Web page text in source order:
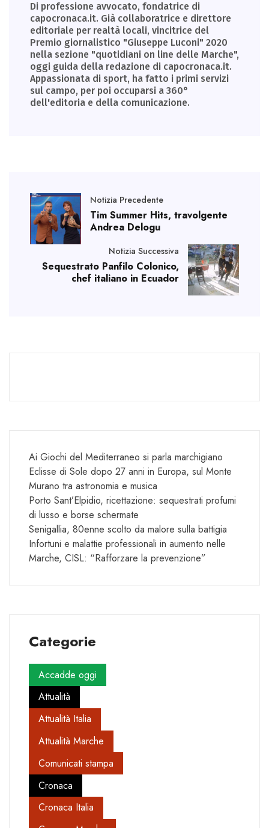
Di professione avvocato, fondatrice di
capocronaca.it. Già collaboratrice e direttore
editoriale per realtà locali, vincitrice del
Premio giornalistico "Giuseppe Luconi" 2020
nella sezione "quotidiani on line delle Marche",
oggi guida della redazione di capocronaca.it.
Appassionata di sport, ha fatto i primi servizi
sul campo, per poi occuparsi a 360°
dell'editoria e della comunicazione.
Notizia Precedente
Tim Summer Hits, travolgente
Andrea Delogu
Notizia Successiva
Sequestrato Panfilo Colonico,
chef italiano in Ecuador
Ai Giochi del Mediterraneo si parla marchigiano
Eclisse di Sole dopo 27 anni in Europa, sul Monte
Murano tra astronomia e musica
Porto Sant’Elpidio, ricettazione: sequestrati profumi
di lusso e borse schermate
Senigallia, 80enne scolto da malore sulla battigia
Infortuni e malattie professionali in aumento nelle
Marche, CISL: “Rafforzare la prevenzione”
Categorie
Accadde oggi
Attualità
Attualità Italia
Attualità Marche
Comunicati stampa
Cronaca
Cronaca Italia